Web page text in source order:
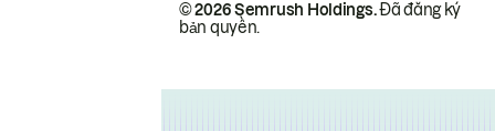
© 2026 Semrush Holdings.Đã đăng ký
bản quyền.